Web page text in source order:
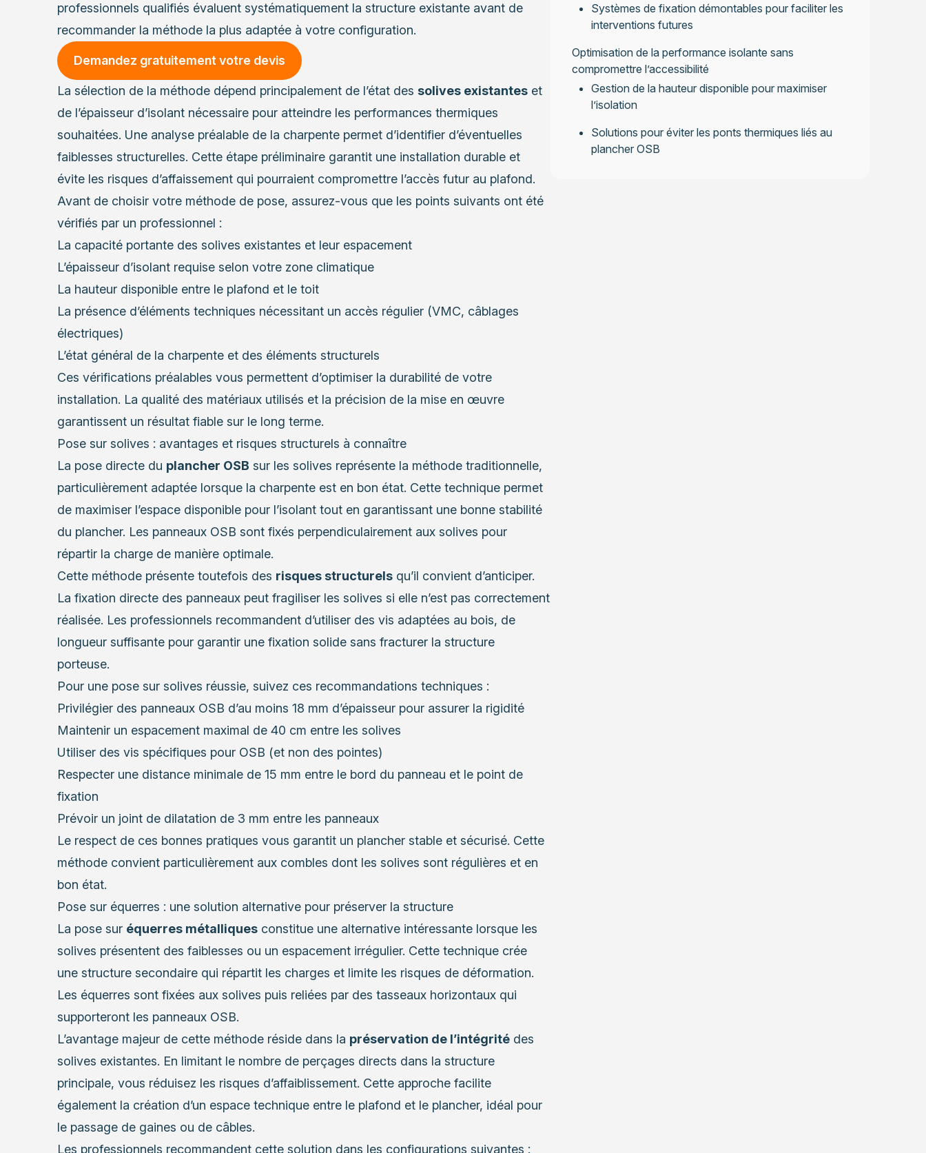
professionnels qualifiés évaluent systématiquement la structure existante avant de
recommander la méthode la plus adaptée à votre configuration.
Demandez gratuitement votre devis
La sélection de la méthode dépend principalement de l’état des solives existanteset
de l’épaisseur d’isolant nécessaire pour atteindre les performances thermiques
souhaitées. Une analyse préalable de la charpente permet d’identifier d’éventuelles
faiblesses structurelles. Cette étape préliminaire garantit une installation durable et
évite les risques d’affaissement qui pourraient compromettre l’accès futur au plafond.
Avant de choisir votre méthode de pose, assurez-vous que les points suivants ont été
vérifiés par un professionnel :
La capacité portante des solives existantes et leur espacement
L’épaisseur d’isolant requise selon votre zone climatique
La hauteur disponible entre le plafond et le toit
La présence d’éléments techniques nécessitant un accès régulier (VMC, câblages
électriques)
L’état général de la charpente et des éléments structurels
Ces vérifications préalables vous permettent d’optimiser la durabilité de votre
installation. La qualité des matériaux utilisés et la précision de la mise en œuvre
garantissent un résultat fiable sur le long terme.
Pose sur solives : avantages et risques structurels à connaître
La pose directe du plancher OSB sur les solives représente la méthode traditionnelle,
particulièrement adaptée lorsque la charpente est en bon état. Cette technique permet
de maximiser l’espace disponible pour l’isolant tout en garantissant une bonne stabilité
du plancher. Les panneaux OSB sont fixés perpendiculairement aux solives pour
répartir la charge de manière optimale.
Cette méthode présente toutefois des risques structurelsqu’il convient d’anticiper.
La fixation directe des panneaux peut fragiliser les solives si elle n’est pas correctement
réalisée. Les professionnels recommandent d’utiliser des vis adaptées au bois, de
longueur suffisante pour garantir une fixation solide sans fracturer la structure
porteuse.
Pour une pose sur solives réussie, suivez ces recommandations techniques :
Privilégier des panneaux OSB d’au moins 18 mm d’épaisseur pour assurer la rigidité
Maintenir un espacement maximal de 40 cm entre les solives
Utiliser des vis spécifiques pour OSB (et non des pointes)
Respecter une distance minimale de 15 mm entre le bord du panneau et le point de
fixation
Prévoir un joint de dilatation de 3 mm entre les panneaux
Le respect de ces bonnes pratiques vous garantit un plancher stable et sécurisé. Cette
méthode convient particulièrement aux combles dont les solives sont régulières et en
bon état.
Pose sur équerres : une solution alternative pour préserver la structure
La pose sur équerres métalliquesconstitue une alternative intéressante lorsque les
solives présentent des faiblesses ou un espacement irrégulier. Cette technique crée
une structure secondaire qui répartit les charges et limite les risques de déformation.
Les équerres sont fixées aux solives puis reliées par des tasseaux horizontaux qui
supporteront les panneaux OSB.
L’avantage majeur de cette méthode réside dans la préservation de l’intégritédes
solives existantes. En limitant le nombre de perçages directs dans la structure
principale, vous réduisez les risques d’affaiblissement. Cette approche facilite
également la création d’un espace technique entre le plafond et le plancher, idéal pour
le passage de gaines ou de câbles.
Les professionnels recommandent cette solution dans les configurations suivantes :
Systèmes de fixation démontables pour faciliter les
interventions futures
Optimisation de la performance isolante sans
compromettre l’accessibilité
Gestion de la hauteur disponible pour maximiser
l’isolation
Solutions pour éviter les ponts thermiques liés au
plancher OSB